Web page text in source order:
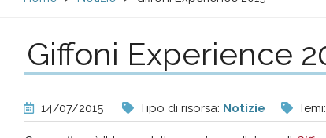
e
analisi
Giffoni Experience
14/07/2015 Tipo di risorsa: Notizie Temi: